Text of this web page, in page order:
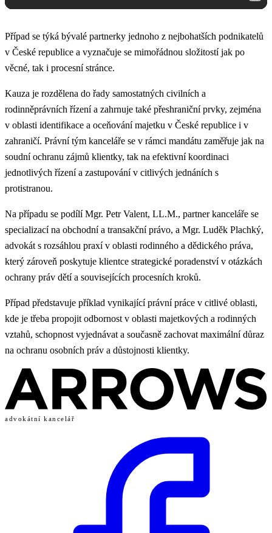
Případ se týká bývalé partnerky jednoho z nejbohatších podnikatelů
v České republice a vyznačuje se mimořádnou složitostí jak po
věcné, tak i procesní stránce.
Kauza je rozdělena do řady samostatných civilních a
rodinněprávních řízení a zahrnuje také přeshraniční prvky, zejména
v oblasti identifikace a oceňování majetku v České republice i v
zahraničí. Právní tým kanceláře se v rámci mandátu zaměřuje jak na
soudní ochranu zájmů klientky, tak na efektivní koordinaci
jednotlivých řízení a zastupování v citlivých jednáních s
protistranou.
Na případu se podílí Mgr. Petr Valent, LL.M., partner kanceláře se
specializací na obchodní a transakční právo, a Mgr. Luděk Plachký,
advokát s rozsáhlou praxí v oblasti rodinného a dědického práva,
který zároveň poskytuje klientce strategické poradenství v otázkách
ochrany práv dětí a souvisejících procesních kroků.
Případ představuje příklad vynikající právní práce v citlivé oblasti,
kde je třeba propojit odbornost v oblasti majetkových a rodinných
vztahů, schopnost vyjednávat a současně zachovat maximální důraz
na ochranu osobních práv a důstojnosti klientky.
advokátní kancelář